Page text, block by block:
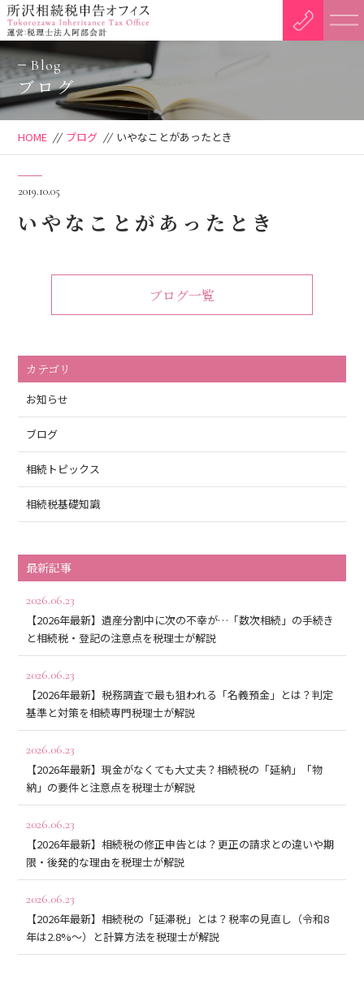
Blog
ブログ
HOME // ブログ // いやなことがあったとき
2019.10.05
いやなことがあったとき
ブログ一覧
カテゴリ
お知らせ
ブログ
相続トピックス
相続税基礎知識
最新記事
2026.06.23
【2026年最新】遺産分割中に次の不幸が…「数次相続」の手続き
と相続税・登記の注意点を税理士が解説
2026.06.23
【2026年最新】税務調査で最も狙われる「名義預金」とは？判定
基準と対策を相続専門税理士が解説
2026.06.23
【2026年最新】現金がなくても大丈夫？相続税の「延納」「物
納」の要件と注意点を税理士が解説
2026.06.23
【2026年最新】相続税の修正申告とは？更正の請求との違いや期
限・後発的な理由を税理士が解説
2026.06.23
【2026年最新】相続税の「延滞税」とは？税率の見直し（令和8
年は2.8%〜）と計算方法を税理士が解説